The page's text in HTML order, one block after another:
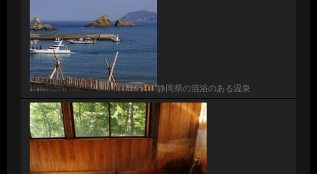
静岡県の混浴のある温泉